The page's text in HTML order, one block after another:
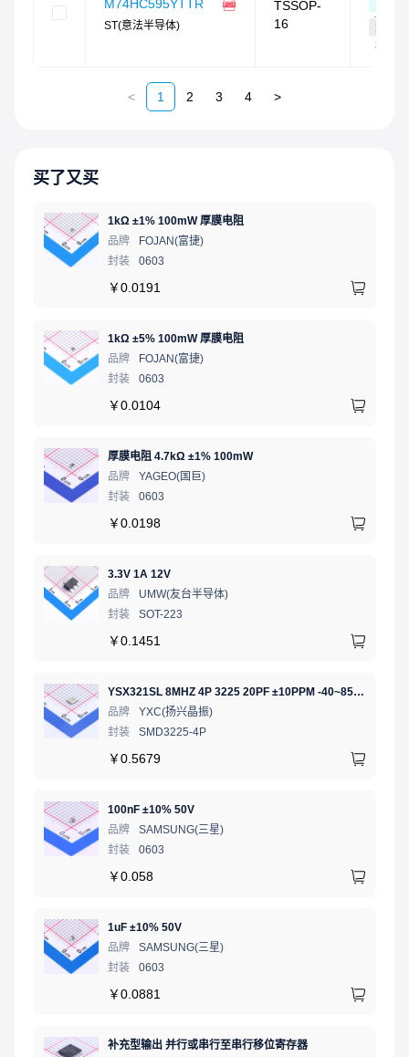
M74HC595YTTR
ST(意法半导体)
TSSOP-
16
75
封装
相同
< 1 2 3 4 >
买了又买
1kΩ ±1% 100mW 厚膜电阻
品牌
FOJAN(富捷)
封装
0603
￥0.0191
1kΩ ±5% 100mW 厚膜电阻
品牌
FOJAN(富捷)
封装
0603
￥0.0104
厚膜电阻 4.7kΩ ±1% 100mW
品牌
YAGEO(国巨)
封装
0603
￥0.0198
3.3V 1A 12V
品牌
UMW(友台半导体)
封装
SOT-223
￥0.1451
YSX321SL 8MHZ 4P 3225 20PF ±10PPM -40~85℃ (±20PPM)
品牌
YXC(扬兴晶振)
封装
SMD3225-4P
￥0.5679
100nF ±10% 50V
品牌
SAMSUNG(三星)
封装
0603
￥0.058
1uF ±10% 50V
品牌
SAMSUNG(三星)
封装
0603
￥0.0881
补充型输出 并行或串行至串行移位寄存器